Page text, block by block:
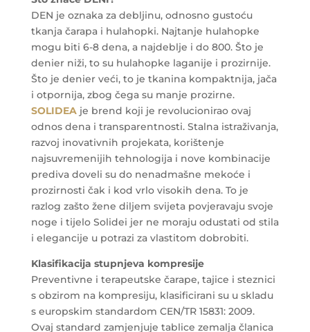
DEN je oznaka za debljinu, odnosno gustoću
tkanja čarapa i hulahopki. Najtanje hulahopke
mogu biti 6-8 dena, a najdeblje i do 800. Što je
denier niži, to su hulahopke laganije i prozirnije.
Što je denier veći, to je tkanina kompaktnija, jača
i otpornija, zbog čega su manje prozirne.
SOLIDEAje brend koji je revolucionirao ovaj
odnos dena i transparentnosti. Stalna istraživanja,
razvoj inovativnih projekata, korištenje
najsuvremenijih tehnologija i nove kombinacije
prediva doveli su do nenadmašne mekoće i
prozirnosti čak i kod vrlo visokih dena. To je
razlog zašto žene diljem svijeta povjeravaju svoje
noge i tijelo Solidei jer ne moraju odustati od stila
i elegancije u potrazi za vlastitom dobrobiti.
Klasifikacija stupnjeva kompresije
Preventivne i terapeutske čarape, tajice i steznici
s obzirom na kompresiju, klasificirani su u skladu
s europskim standardom CEN/TR 15831: 2009.
Ovaj standard zamjenjuje tablice zemalja članica